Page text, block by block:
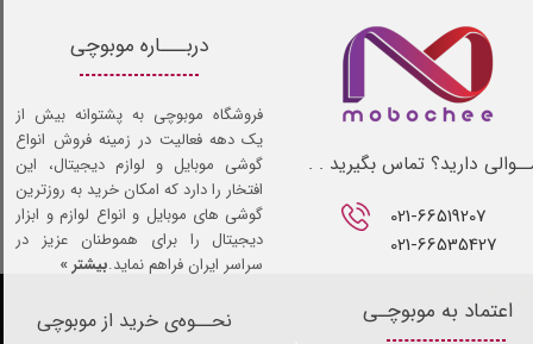
021-66519207​​​​​​​
021-66535427
دارید؟ تماس بگیرید . .
نحــوه‌ی خرید از موبوچی اعتماد به موبوچـی
دربـــاره موبوچی
فروشگاه موبوچی به پشتوانه بیش از
یک دهه فعالیت در زمینه فروش انواع
گوشی موبایل و لوازم دیجیتال، این
افتخار را دارد که امکان خرید به روزترین
گوشی های موبایل و انواع لوازم و ابزار
دیجیتال را برای هموطنان عزیز در
سراسر ایران فراهم نماید.بیشتر »